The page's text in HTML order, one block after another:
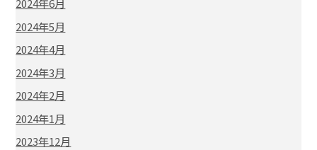
2024年6月
2024年5月
2024年4月
2024年3月
2024年2月
2024年1月
2023年12月